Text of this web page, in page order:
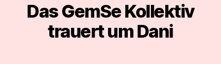
Categories
Das GemSe Kollektiv
trauert um Dani